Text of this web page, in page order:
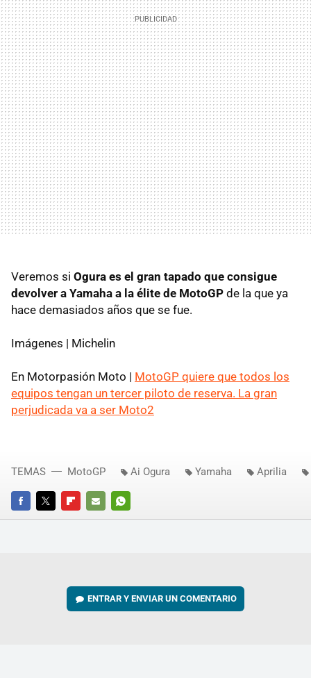
Veremos si Ogura es el gran tapado que consigue
devolver a Yamaha a la élite de MotoGP de la que ya
hace demasiados años que se fue.
Imágenes | Michelin
En Motorpasión Moto | MotoGP quiere que todos los
equipos tengan un tercer piloto de reserva. La gran
perjudicada va a ser Moto2
FACEBOOKTWITTERFLIPBOARD
E-
WHATSAPP
TEMAS MotoGP Ai Ogura Yamaha Aprilia
ENTRAR Y ENVIAR UN COMENTARIO